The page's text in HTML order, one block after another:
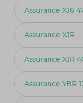
Assurance XJ6
Assurance XJR
Assurance XJR
Assurance YBR